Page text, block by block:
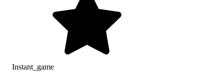
Instant_game